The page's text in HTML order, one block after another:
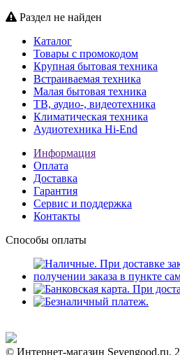
Раздел не найден
Каталог
Товары с промокодом
Крупная бытовая техника
Встраиваемая техника
Малая бытовая техника
ТВ, аудио-, видеотехника
Климатическая техника
Аудиотехника Hi-End
Информация
Оплата
Доставка
Гарантия
Сервис и поддержка
Контакты
Способы оплаты
© Интернет-магазин Sevengood.ru.